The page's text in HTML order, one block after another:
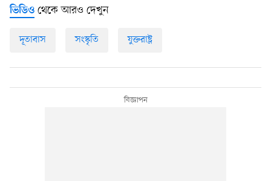
ভিডিও থেকে আরও দেখুন
দূতাবাস সংস্কৃতি যুক্তরাষ্ট্র